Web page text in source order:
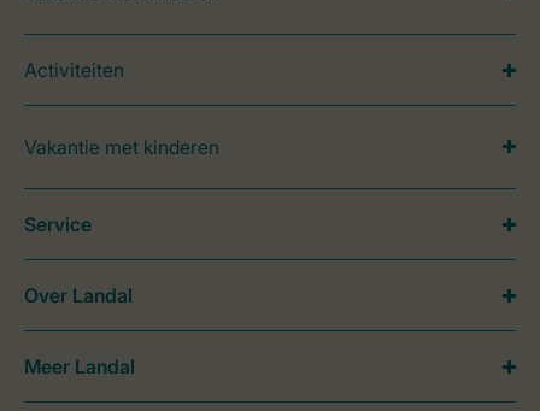
Activiteiten
Vakantie met kinderen
Service
Over Landal
Meer Landal